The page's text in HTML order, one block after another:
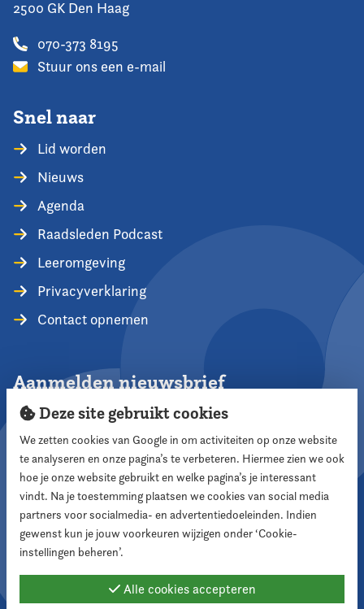
2500 GK Den Haag
070-373 8195
Stuur ons een e-mail
Snel naar
Lid worden
Nieuws
Agenda
Raadsleden Podcast
Leeromgeving
Privacyverklaring
Contact opnemen
Aanmelden nieuwsbrief
Aanmelden
Volg ons
Deze site gebruikt cookies
We zetten cookies van Google in om activiteiten op onze website
te analyseren en onze pagina’s te verbeteren. Hiermee zien we ook
hoe je onze website gebruikt en welke pagina’s je interessant
vindt. Na je toestemming plaatsen we cookies van social media
partners voor socialmedia- en advertentiedoeleinden. Indien
gewenst kun je jouw voorkeuren wijzigen onder ‘Cookie-
instellingen beheren’.
Alle cookies accepteren